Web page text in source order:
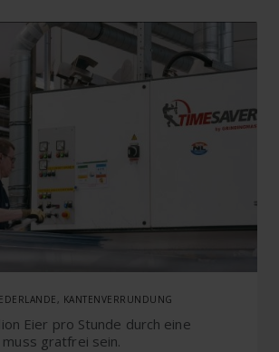
KANTENVERRUNDUNG
Eier pro Stunde durch eine
muss gratfrei sein.